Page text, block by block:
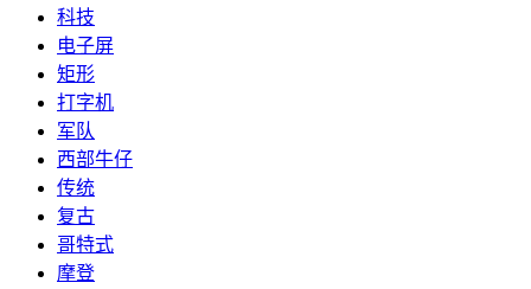
科技
电子屏
矩形
打字机
军队
西部牛仔
传统
复古
哥特式
摩登